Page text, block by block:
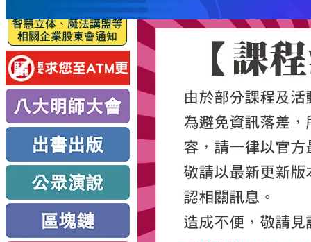
新
思
路